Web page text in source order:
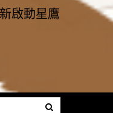
啟動星鷹
Menu